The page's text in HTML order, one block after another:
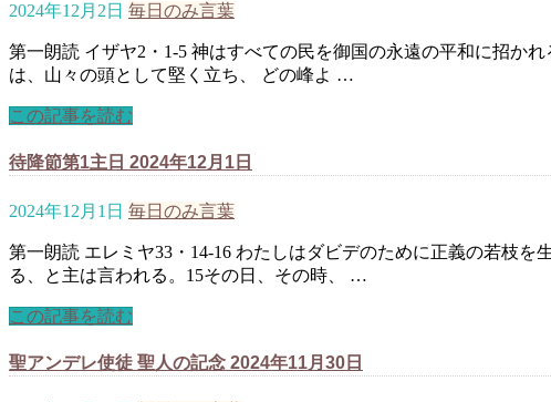
2024年12月2日 毎日のみ言葉
第一朗読 イザヤ2・1-5 神はすべての民を御国の永遠の平和に招か
は、山々の頭として堅く立ち、 どの峰よ …
この記事を読む
待降節第1主日 2024年12月1日
2024年12月1日 毎日のみ言葉
第一朗読 エレミヤ33・14-16 わたしはダビデのために正義の若枝
る、と主は言われる。15その日、その時、 …
この記事を読む
聖アンデレ使徒 聖人の記念 2024年11月30日